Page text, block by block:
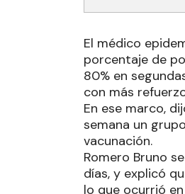
El médico
porcentaje de
80% en
con más
En ese marco,
semana un
vacunación.
Romero Bruno
días, y explicó
lo que ocurrió